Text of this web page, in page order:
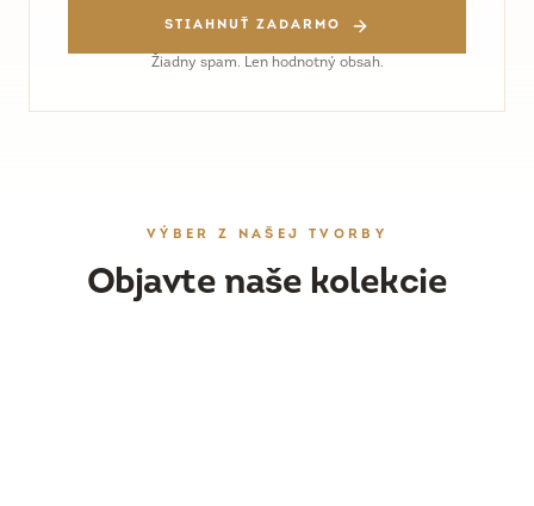
STIAHNUŤ ZADARMO
Žiadny spam. Len hodnotný obsah.
VÝBER Z NAŠEJ TVORBY
Objavte naše kolekcie
OBRÚČKY